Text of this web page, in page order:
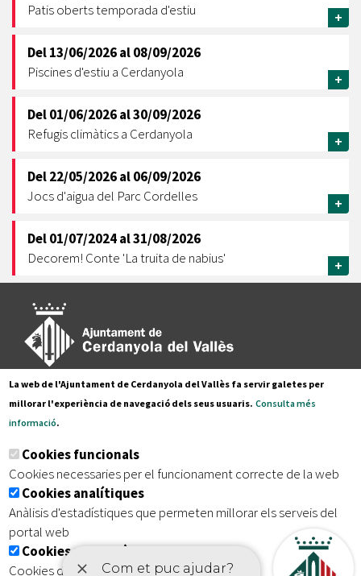
Patis oberts temporada d'estiu
+
Del13/06/2026al08/09/2026
Piscines d'estiu a Cerdanyola
+
Del01/06/2026al30/09/2026
Refugis climàtics a Cerdanyola
+
Del22/05/2026al06/09/2026
Jocs d'aigua del Parc Cordelles
+
Del01/07/2024al31/08/2026
Decorem! Conte 'La truita de nabius'
+
Pl. Francesc Layret, s/n
08290 Cerdanyola del Vallès,
Tel. 935 80 88 88
Segueix-nos a:
Subscriu-te al nostre butlletí
La web de l'Ajuntament de Cerdanyola del Vallès fa servir galetes per
millorar l'experiència de navegació dels seus usuaris. Consulta més
informació.
Cookies funcionals
Cookies necessaries per el funcionament correcte de la web
Cookies analítiques
Anàlisis d'estadístiques que permeten millorar els serveis del
portal web
Cookies publicitàries
Cookies de tercers amb finalitat publicitària